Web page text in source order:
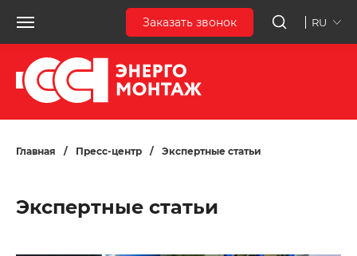
Заказать звонок RU
Главная / Пресс-центр / Экспертные статьи
Экспертные статьи